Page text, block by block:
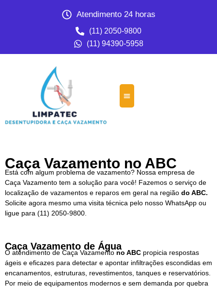
Atendimento 24 horas
(11) 2050-9800
(11) 94390-5958
Caça Vazamento no ABC
Está com algum problema de vazamento? Nossa empresa de
Caça Vazamento tem a solução para você! Fazemos o serviço de
localização de vazamentos e reparos em geral na região do ABC.
Solicite agora mesmo uma visita técnica pelo nosso WhatsApp ou
ligue para (11) 2050-9800.
Caça Vazamento de Água
O atendimento de Caça Vazamento no ABC propicia respostas
ágeis e eficazes para detectar e apontar infiltrações escondidas em
encanamentos, estruturas, revestimentos, tanques e reservatórios.
Por meio de equipamentos modernos e sem demanda por quebra